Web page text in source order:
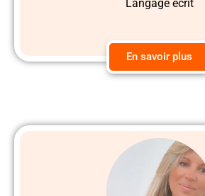
Langage écrit
En savoir plus